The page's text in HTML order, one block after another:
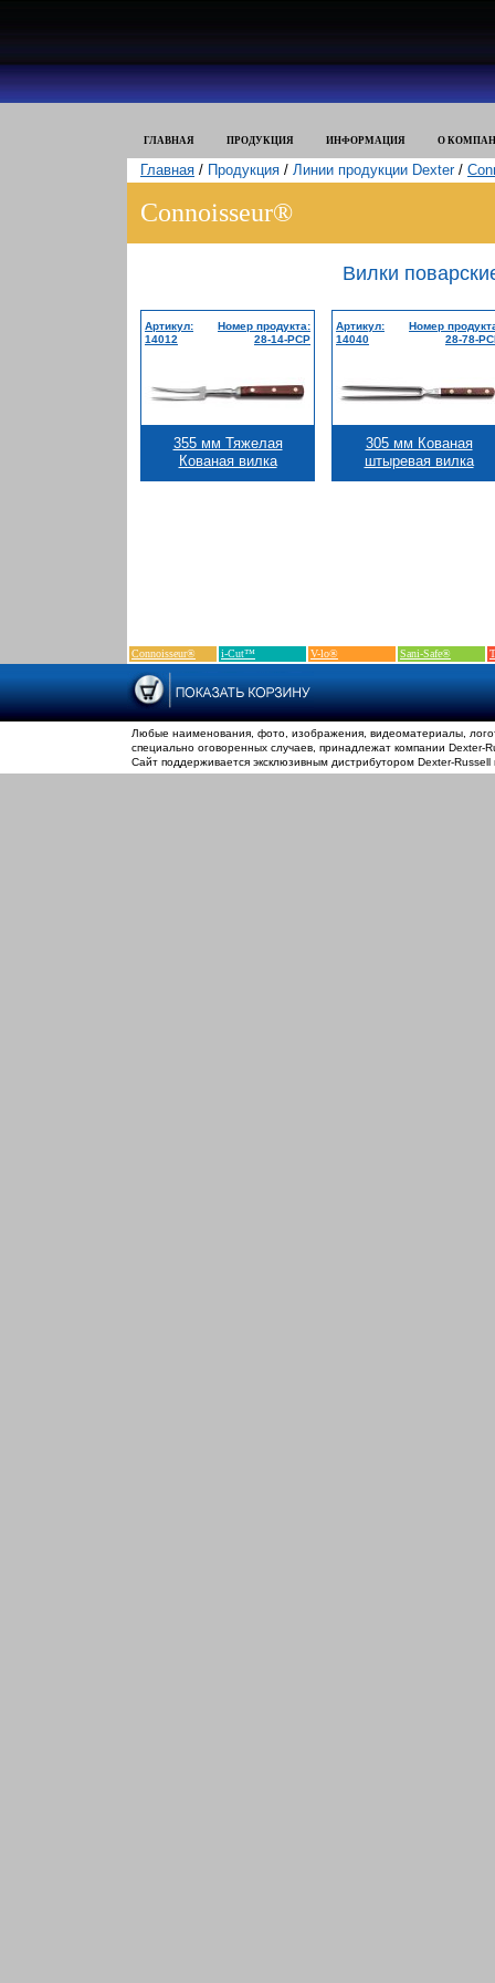
ГЛАВНАЯ ПРОДУКЦИЯ ИНФОРМАЦИЯ О
Главная / Продукция / Линии продукции Dexter/
Connoisseur®
Вилки
Артикул:
14012
Номер продукта:
28-14-PCP
355 мм Тяжелая
Кованая вилка
Артикул:
14040
Номер
28-78-
305 мм Кованая
штыревая вилка
Connoisseur® i-Cut™ V-lo® Sani-Safe®
Любые наименования, фото, изображения, видеоматериалы,
специально оговоренных случаев, принадлежат компании Dexter-
Сайт поддерживается эксклюзивным дистрибутором Dexter-Russell